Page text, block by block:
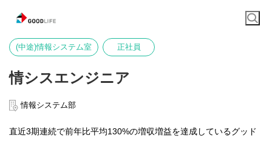
(中途)情報システム室 正社員
情シスエンジニア
情報システム部
直近3期連続で前年比平均130%の増収増益を達成しているグッド